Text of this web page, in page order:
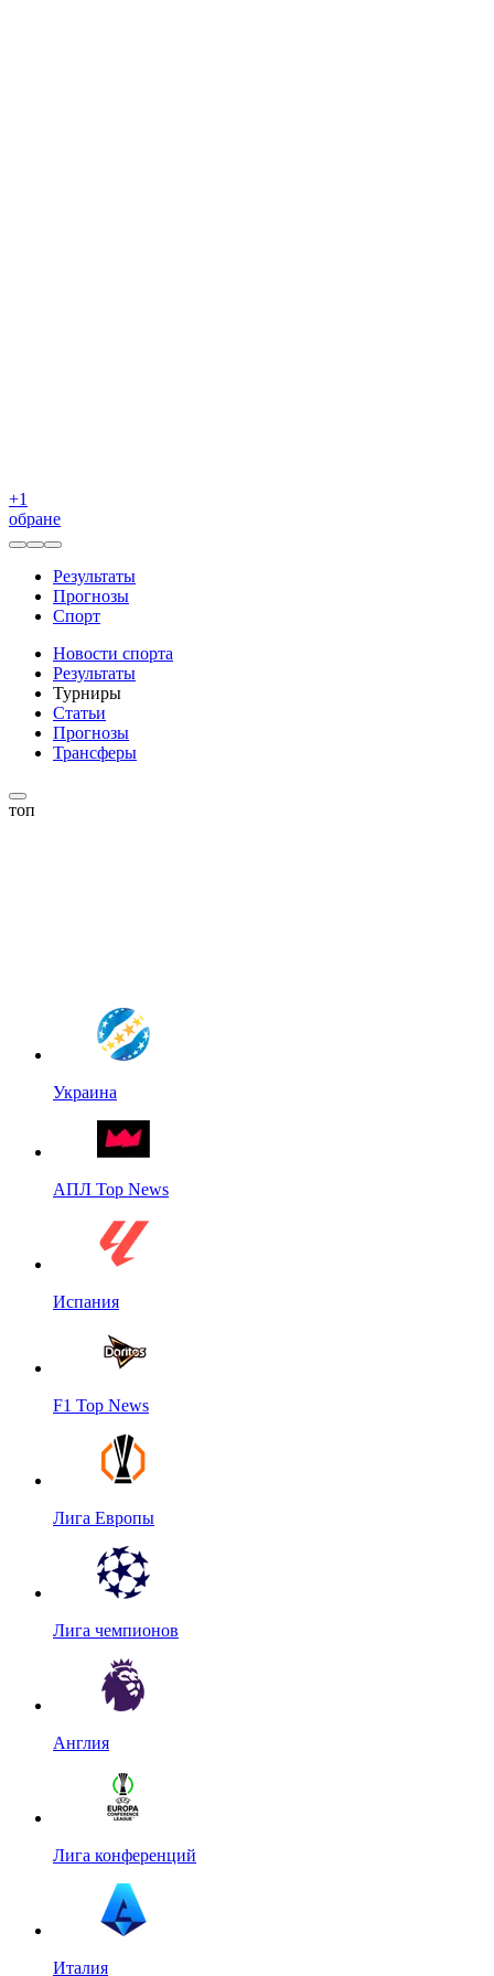
+1
обране
Результаты
Прогнозы
Спорт
Новости спорта
Результаты
Турниры
Статьи
Прогнозы
Трансферы
топ
Украина
АПЛ Top News
Испания
F1 Top News
Лига Европы
Лига чемпионов
Англия
Лига конференций
Италия